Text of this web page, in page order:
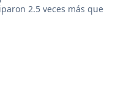
2.5 veces más que